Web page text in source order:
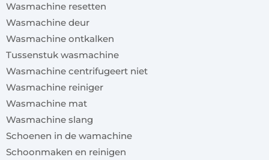
Wasmachine resetten
Wasmachine deur
Wasmachine ontkalken
Tussenstuk wasmachine
Wasmachine centrifugeert niet
Wasmachine reiniger
Wasmachine mat
Wasmachine slang
Schoenen in de wamachine
Schoonmaken en reinigen